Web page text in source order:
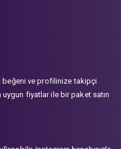
beğeni ve profilinize takipçi
fiyatlar ile bir paket satın